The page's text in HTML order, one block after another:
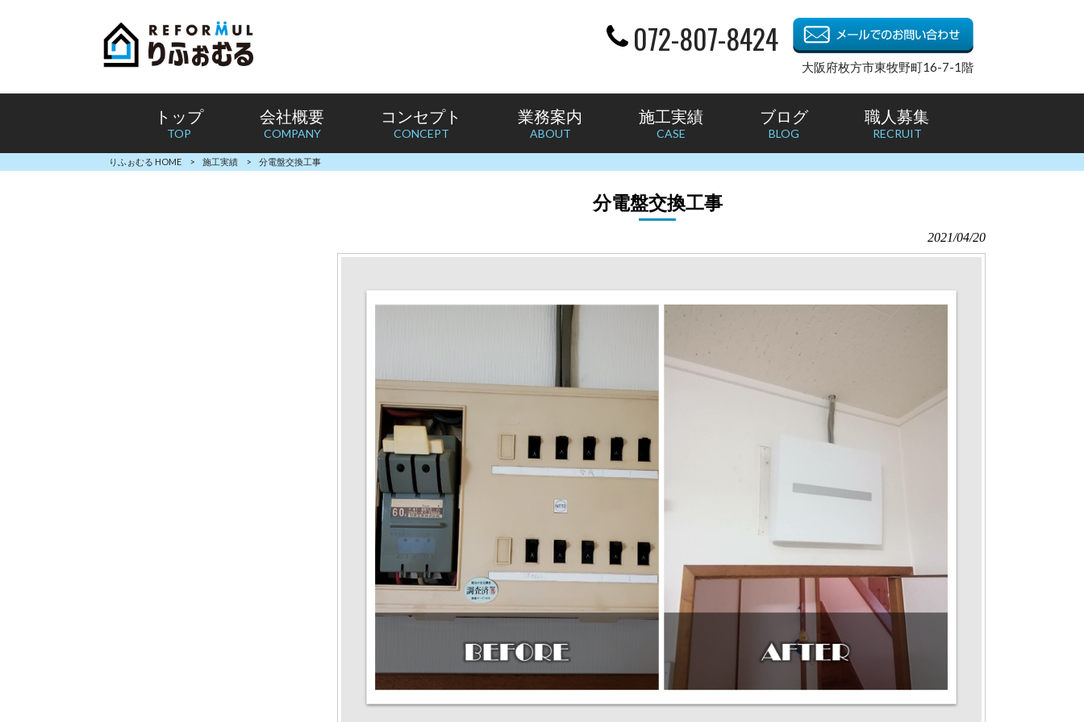
072-807-8424
大阪府枚方市東牧野町16-7-1階
トップ
TOP
会社概要
COMPANY
コンセプト
CONCEPT
業務案内
ABOUT
施工実績
CASE
ブログ
BLOG
職人募集
RECRUIT
りふぉむる HOME > 施工実績 > 分電盤交換工事
分電盤交換工事
2021/04/20